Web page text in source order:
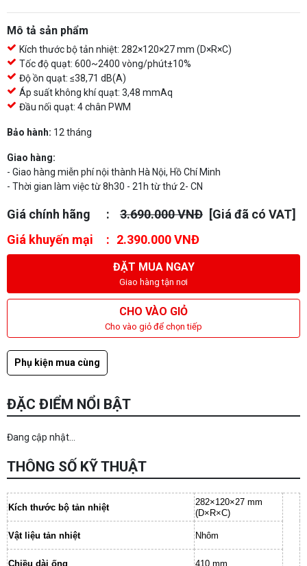
Mô tả sản phẩm
Kích thước bộ tản nhiệt: 282×120×27 mm (D×R×C)
Tốc độ quạt: 600~2400 vòng/phút±10%
Độ ồn quạt: ≤38,71 dB(A)
Áp suất không khí quạt: 3,48 mmAq
Đầu nối quạt: 4 chân PWM
Bảo hành: 12 tháng
Giao hàng:
- Giao hàng miễn phí nội thành Hà Nội, Hồ Chí Minh
- Thời gian làm việc từ 8h30 - 21h từ thứ 2- CN
Giá chính hãng 3.690.000 VNĐ [Giá đã có VAT]
Giá khuyến mại
2.390.000 VNĐ
ĐẶT MUA NGAY
Giao hàng tận nơi
CHO VÀO GIỎ
Cho vào giỏ để chọn tiếp
Phụ kiện mua cùng
ĐẶC ĐIỂM NỔI BẬT
Đang cập nhật...
THÔNG SỐ KỸ THUẬT
Kích thước bộ tản nhiệt
282×120×27 mm
(D×R×C)
Vật liệu tản nhiệt Nhôm
Chiều dài ống 410 mm